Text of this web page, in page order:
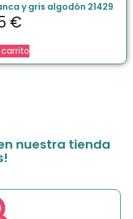
y gris algodón 21429
€
nuestra tienda